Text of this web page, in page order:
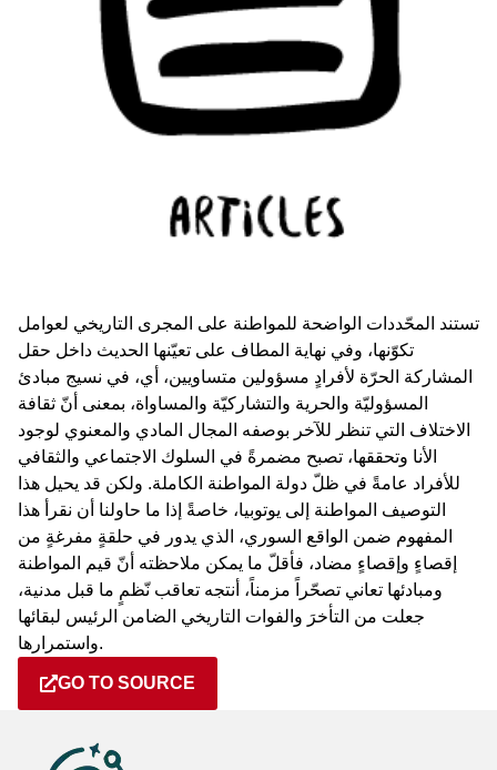
تستند المحّددات الواضحة للمواطنة على المجرى التاريخي لعوامل
تكوّنها، وفي نهاية المطاف على تعيّنها الحديث داخل حقل
المشاركة الحرّة لأفرادٍ مسؤولين متساويين، أي، في نسيج مبادئ
المسؤوليّة والحرية والتشاركيّة والمساواة، بمعنى أنّ ثقافة
الاختلاف التي تنظر للآخر بوصفه المجال المادي والمعنوي لوجود
الأنا وتحققها، تصبح مضمرةً في السلوك الاجتماعي والثقافي
للأفراد عامةً في ظلّ دولة المواطنة الكاملة. ولكن قد يحيل هذا
التوصيف المواطنة إلى يوتوبيا، خاصةً إذا ما حاولنا أن نقرأ هذا
المفهوم ضمن الواقع السوري، الذي يدور في حلقةٍ مفرغةٍ من
إقصاءٍ وإقصاءٍ مضاد، فأقلّ ما يمكن ملاحظته أنّ قيم المواطنة
ومبادئها تعاني تصحّراً مزمناً، أنتجه تعاقب نّظمٍ ما قبل مدنية،
جعلت من التأخرَ والفوات التاريخي الضامن الرئيس لبقائها
واستمرارها.
GO TO SOURCE